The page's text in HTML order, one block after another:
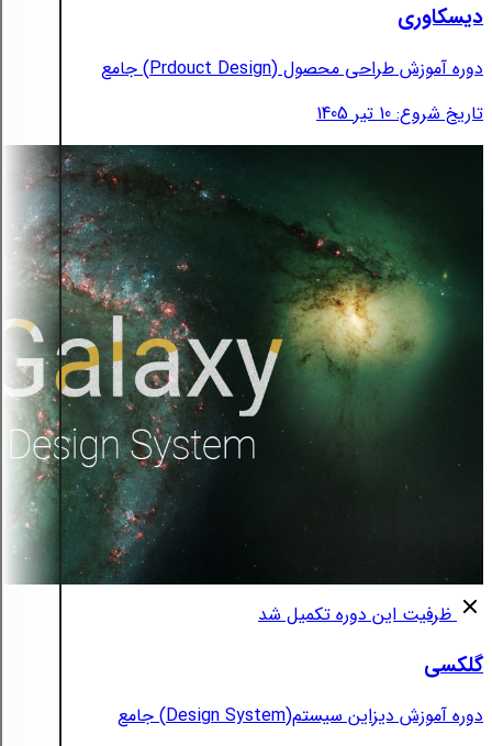
دیسکاوری
دوره آموزش طراحی محصول (Prdouct Design) جامع
تاریخ شروع: 10 تیر 1405
ظرفیت این دوره تکمیل شد
گلکسی
دوره آموزش دیزاین سیستم(Design System) جامع